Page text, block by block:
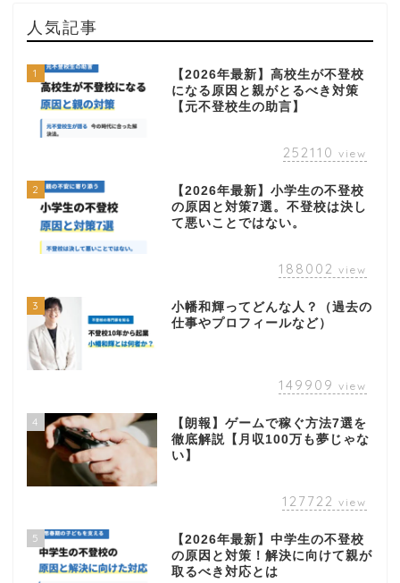
人気記事
1
【2026年最新】高校生が不登校
になる原因と親がとるべき対策
【元不登校生の助言】
252110 view
2
【2026年最新】小学生の不登校
の原因と対策7選。不登校は決し
て悪いことではない。
188002 view
3
小幡和輝ってどんな人？（過去の
仕事やプロフィールなど）
149909 view
4
【朗報】ゲームで稼ぐ方法7選を
徹底解説【月収100万も夢じゃな
い】
127722 view
5
【2026年最新】中学生の不登校
の原因と対策！解決に向けて親が
取るべき対応とは